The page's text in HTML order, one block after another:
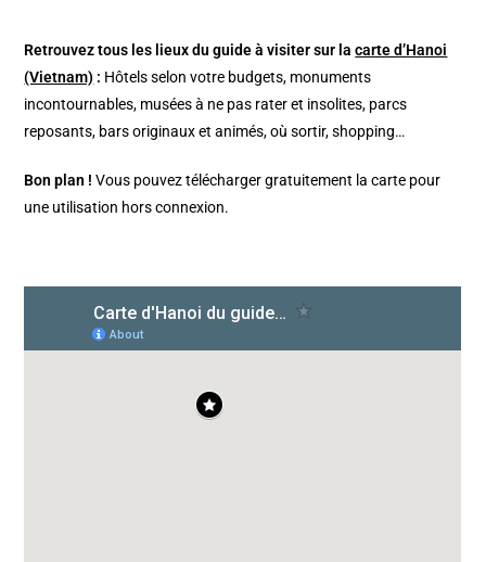
Retrouvez tous les lieux du guide à visiter sur lacarte d’Hanoi
(Vietnam) : Hôtels selon votre budgets, monuments
incontournables, musées à ne pas rater et insolites, parcs
reposants, bars originaux et animés, où sortir, shopping…
Bon plan ! Vous pouvez télécharger gratuitement la carte pour
une utilisation hors connexion.